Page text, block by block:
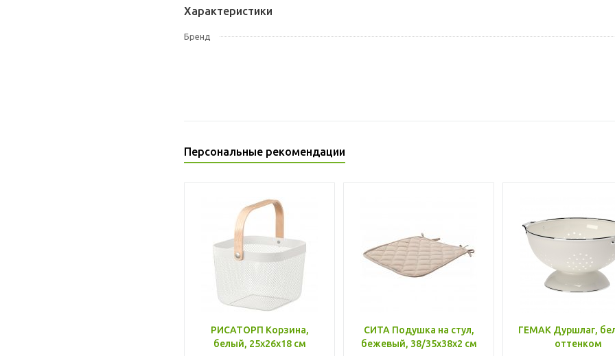
Характеристики
Бренд
Персональные рекомендации
РИСАТОРП Корзина,
белый, 25x26x18 см
СИТА Подушка на стул,
бежевый, 38/35x38x2 см
ГЕМАК Дуршлаг,
оттенком